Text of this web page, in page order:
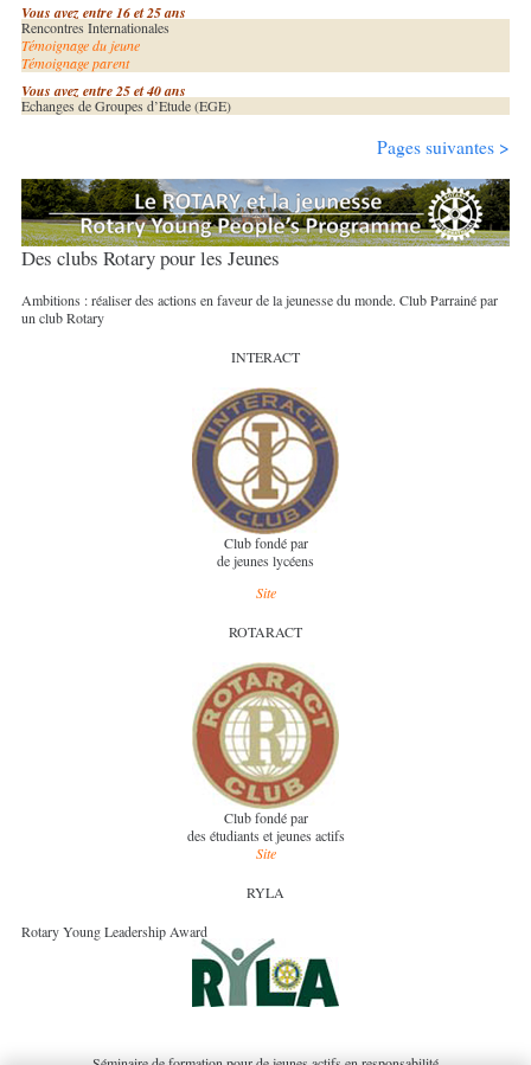
Vous avez entre 16 et 25 ans
Rencontres Internationales
Témoignage du jeune
Témoignage parent
Vous avez entre 25 et 40 ans
Echanges de Groupes d’Etude (EGE)
Pages suivantes >
Des clubs Rotary pour les Jeunes
Ambitions : réaliser des actions en faveur de la jeunesse du monde. Club Parrainé par
un club Rotary
INTERACT
Club fondé par
de jeunes lycéens
Site
ROTARACT
Club fondé par
des étudiants et jeunes actifs
Site
RYLA
Rotary Young Leadership Award